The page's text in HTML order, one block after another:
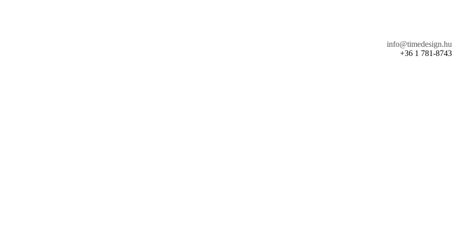
info@timedesign.hu
+36 1 781-8743